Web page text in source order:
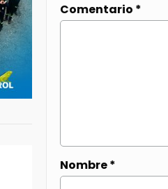
Comentario *
Nombre*